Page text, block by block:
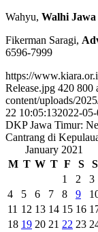
Wahyu, Walhi
Fikerman Saragi,
6596-7999
https://
Release.jpg 420 800
content/uploads/
22 10:05:132022-
DKP Jawa Timur:
Cantrang di
January 2021
M T W T F S
S
1
2
3
4
5 6 7 8 9
11 12 13 14 15 16
18 19 20 21 22 23